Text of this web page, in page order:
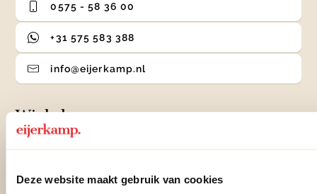
Deze website maakt gebruik van cookies
0575 - 58 36 00
+31 575 583 388
info@eijerkamp.nl
Winkels